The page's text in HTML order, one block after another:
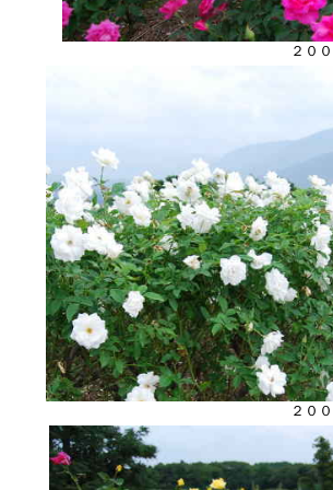
２０
２０